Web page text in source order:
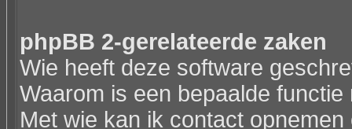
phpBB 2-gerelateerde zaken
Wie heeft deze software
Waarom is een bepaalde
Met wie kan ik contact